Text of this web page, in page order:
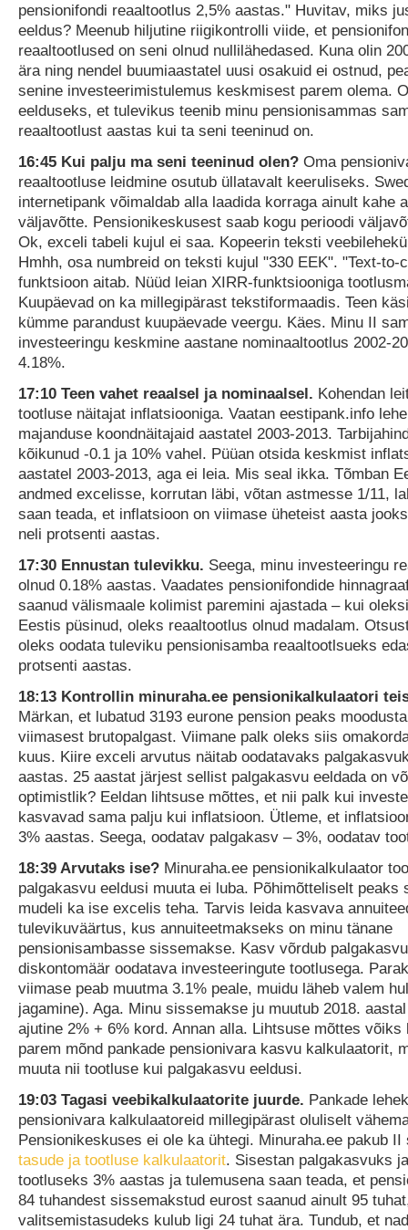
pensionifondi reaaltootlus 2,5% aastas." Huvitav, miks
eeldus? Meenub hiljutine riigikontrolli viide, et
reaaltootlused on seni olnud nullilähedased. Kuna olin
ära ning nendel buumiaastatel uusi osakuid ei ostnud,
senine investeerimistulemus keskmisest parem olema.
eelduseks, et tulevikus teenib minu pensionisammas
reaaltootlust aastas kui ta seni teeninud on.
16:45 Kui palju ma seni teeninud olen? Oma
reaaltootluse leidmine osutub üllatavalt keeruliseks.
internetipank võimaldab alla laadida korraga ainult kahe
väljavõtte. Pensionikeskusest saab kogu perioodi
Ok, exceli tabeli kujul ei saa. Kopeerin teksti
Hmhh, osa numbreid on teksti kujul "330 EEK". "Text-to-
funktsioon aitab. Nüüd leian XIRR-funktsiooniga
Kuupäevad on ka millegipärast tekstiformaadis. Teen
kümme parandust kuupäevade veergu. Käes. Minu II
investeeringu keskmine aastane nominaaltootlus 2002-
4.18%.
17:10 Teen vahet reaalsel ja nominaalsel. Kohendan
tootluse näitajat inflatsiooniga. Vaatan eestipank.info
majanduse koondnäitajaid aastatel 2003-2013.
kõikunud -0.1 ja 10% vahel. Püüan otsida keskmist
aastatel 2003-2013, aga ei leia. Mis seal ikka. Tõmban
andmed excelisse, korrutan läbi, võtan astmesse 1/11,
saan teada, et inflatsioon on viimase üheteist aasta
neli protsenti aastas.
17:30 Ennustan tulevikku. Seega, minu investeeringu
olnud 0.18% aastas. Vaadates pensionifondide
saanud välismaale kolimist paremini ajastada – kui
Eestis püsinud, oleks reaaltootlus olnud madalam.
oleks oodata tuleviku pensionisamba reaaltootlsueks
protsenti aastas.
18:13 Kontrollin minuraha.ee pensionikalkulaatori
Märkan, et lubatud 3193 eurone pension peaks
viimasest brutopalgast. Viimane palk oleks siis
kuus. Kiire exceli arvutus näitab oodatavaks
aastas. 25 aastat järjest sellist palgakasvu eeldada on
optimistlik? Eeldan lihtsuse mõttes, et nii palk kui
kasvavad sama palju kui inflatsioon. Ütleme, et
3% aastas. Seega, oodatav palgakasv – 3%, oodatav
18:39 Arvutaks ise? Minuraha.ee pensionikalkulaator
palgakasvu eeldusi muuta ei luba. Põhimõtteliselt peaks
mudeli ka ise excelis teha. Tarvis leida kasvava
tulevikuväärtus, kus annuiteetmakseks on minu tänane
pensionisambasse sissemakse. Kasv võrdub
diskontomäär oodatava investeeringute tootlusega.
viimase peab muutma 3.1% peale, muidu läheb valem
jagamine). Aga. Minu sissemakse ju muutub 2018.
ajutine 2% + 6% kord. Annan alla. Lihtsuse mõttes võiks
parem mõnd pankade pensionivara kasvu kalkulaatorit,
muuta nii tootluse kui palgakasvu eeldusi.
19:03 Tagasi veebikalkulaatorite juurde. Pankade
pensionivara kalkulaatoreid millegipärast oluliselt
Pensionikeskuses ei ole ka ühtegi. Minuraha.ee pakub II
tasude ja tootluse kalkulaatorit. Sisestan palgakasvuks
tootluseks 3% aastas ja tulemusena saan teada, et
84 tuhandest sissemakstud eurost saanud ainult 95
valitsemistasudeks kulub ligi 24 tuhat ära. Tundub, et